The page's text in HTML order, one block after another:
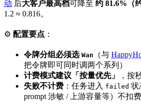
动 后大客户最高档可降至 约 81.6%（
1.2 ≈ 0.816。
⚙️ 配置要点 ：
令牌分组必须选 Wan （与
把令牌即可同时调两个系列）
计费模式建议「按量优先」
，按
失败不计费 ：任务进入 failed 状
prompt 涉敏 / 上游容量等）不扣